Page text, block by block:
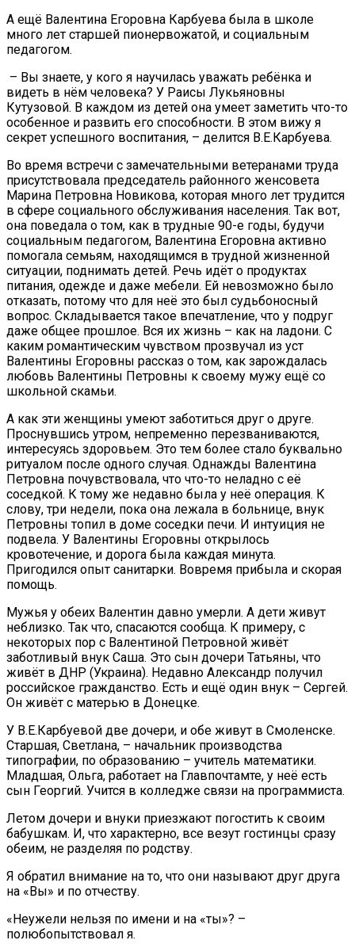
А ещё Валентина Егоровна Карбуева была в школе
много лет старшей пионервожатой, и социальным
педагогом.
– Вы знаете, у кого я научилась уважать ребёнка и
видеть в нём человека? У Раисы Лукьяновны
Кутузовой. В каждом из детей она умеет заметить что-то
особенное и развить его способности. В этом вижу я
секрет успешного воспитания, – делится В.Е.Карбуева.
Во время встречи с замечательными ветеранами труда
присутствовала председатель районного женсовета
Марина Петровна Новикова, которая много лет трудится
в сфере социального обслуживания населения. Так вот,
она поведала о том, как в трудные 90-е годы, будучи
социальным педагогом, Валентина Егоровна активно
помогала семьям, находящимся в трудной жизненной
ситуации, поднимать детей. Речь идёт о продуктах
питания, одежде и даже мебели. Ей невозможно было
отказать, потому что для неё это был судьбоносный
вопрос. Складывается такое впечатление, что у подруг
даже общее прошлое. Вся их жизнь – как на ладони. С
каким романтическим чувством прозвучал из уст
Валентины Егоровны рассказ о том, как зарождалась
любовь Валентины Петровны к своему мужу ещё со
школьной скамьи.
А как эти женщины умеют заботиться друг о друге.
Проснувшись утром, непременно перезваниваются,
интересуясь здоровьем. Это тем более стало буквально
ритуалом после одного случая. Однажды Валентина
Петровна почувствовала, что что-то неладно с её
соседкой. К тому же недавно была у неё операция. К
слову, три недели, пока она лежала в больнице, внук
Петровны топил в доме соседки печи. И интуиция не
подвела. У Валентины Егоровны открылось
кровотечение, и дорога была каждая минута.
Пригодился опыт санитарки. Вовремя прибыла и скорая
помощь.
Мужья у обеих Валентин давно умерли. А дети живут
неблизко. Так что, спасаются сообща. К примеру, с
некоторых пор с Валентиной Петровной живёт
заботливый внук Саша. Это сын дочери Татьяны, что
живёт в ДНР (Украина). Недавно Александр получил
российское гражданство. Есть и ещё один внук – Сергей.
Он живёт с матерью в Донецке.
У В.Е.Карбуевой две дочери, и обе живут в Смоленске.
Старшая, Светлана, – начальник производства
типографии, по образованию – учитель математики.
Младшая, Ольга, работает на Главпочтамте, у неё есть
сын Георгий. Учится в колледже связи на программиста.
Летом дочери и внуки приезжают погостить к своим
бабушкам. И, что характерно, все везут гостинцы сразу
обеим, не разделяя по родству.
Я обратил внимание на то, что они называют друг друга
на «Вы» и по отчеству.
«Неужели нельзя по имени и на «ты»? –
полюбопытствовал я.